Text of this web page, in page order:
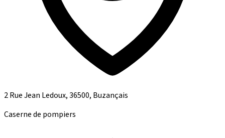
2 Rue Jean Ledoux, 36500, Buzançais
Caserne de pompiers